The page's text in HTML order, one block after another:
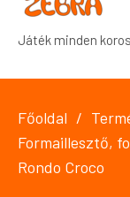
Játék minden
Főoldal
Formaillesztő,
Rondo Croco